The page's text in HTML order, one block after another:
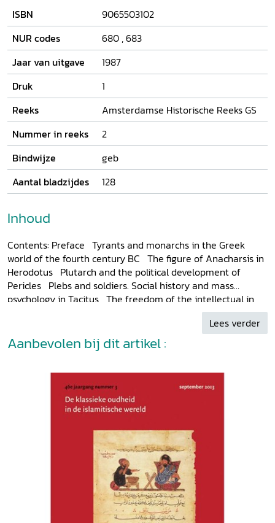
how he approaches highly divergent themes in a most
original matter.
ISBN
9065503102
NUR codes
680 ,683
Jaar van uitgave
1987
Druk
1
Reeks
Amsterdamse Historische Reeks GS
Nummer in reeks
2
Bindwijze
geb
Aantal bladzijdes
128
Inhoud
Contents: Preface Tyrants and monarchs in the Greek
world of the fourth century BC The figure of Anacharsis in
Herodotus Plutarch and the political development of
Pericles Plebs and soldiers. Social history and mass
psychology in Tacitus The freedom of the intellectual in
the Roman world Augustus' behaviour. Role-play and
expectations Aspects of the divorce between East and
West in the fourth centuryList of subscribers
Lees verder
Aanbevolen bij dit artikel :